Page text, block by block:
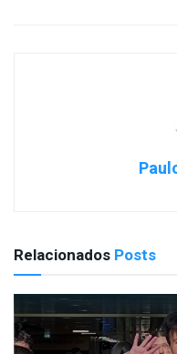
Relacionados Posts